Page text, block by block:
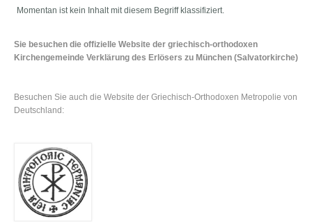
Momentan ist kein Inhalt mit diesem Begriff klassifiziert.
Sie besuchen die offizielle Website der griechisch-orthodoxen
Kirchengemeinde Verklärung des Erlösers zu München (Salvatorkirche)
Besuchen Sie auch die Website der Griechisch-Orthodoxen Metropolie von
Deutschland: